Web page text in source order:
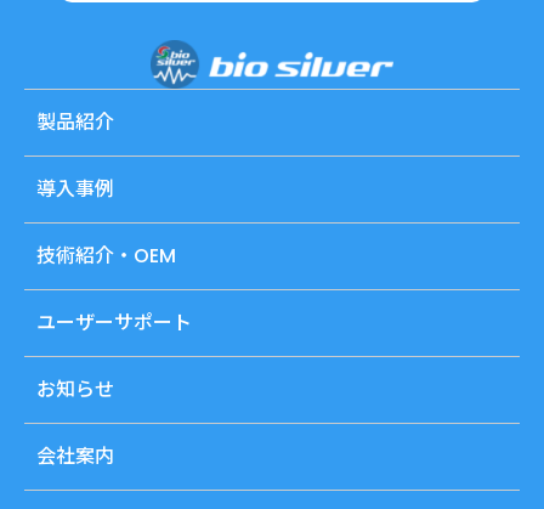
製品紹介
導入事例
技術紹介・OEM
ユーザーサポート
お知らせ
会社案内